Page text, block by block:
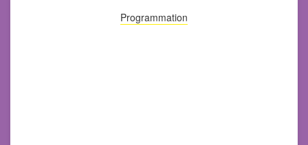
Programmation